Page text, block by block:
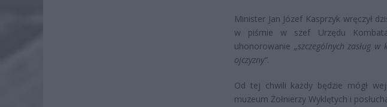
Minister Jan Józef Kasprzyk wręczył
w piśmie w szef Urzędu
uhonorowanie „szczególnych zasług
ojczyzny”.
Od tej chwili każdy będzie mógł
muzeum Żołnierzy Wyklętych i